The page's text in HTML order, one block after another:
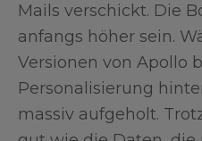
Mails verschickt. Die
anfangs höher sein.
Versionen von Apollo
Personalisierung
massiv aufgeholt.